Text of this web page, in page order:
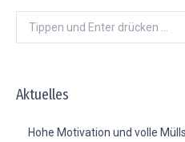
Search:
Aktuelles
Hohe Motivation und volle